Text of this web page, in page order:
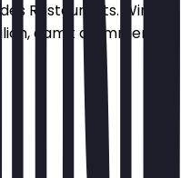
Restaurants. Wir
damit du immer